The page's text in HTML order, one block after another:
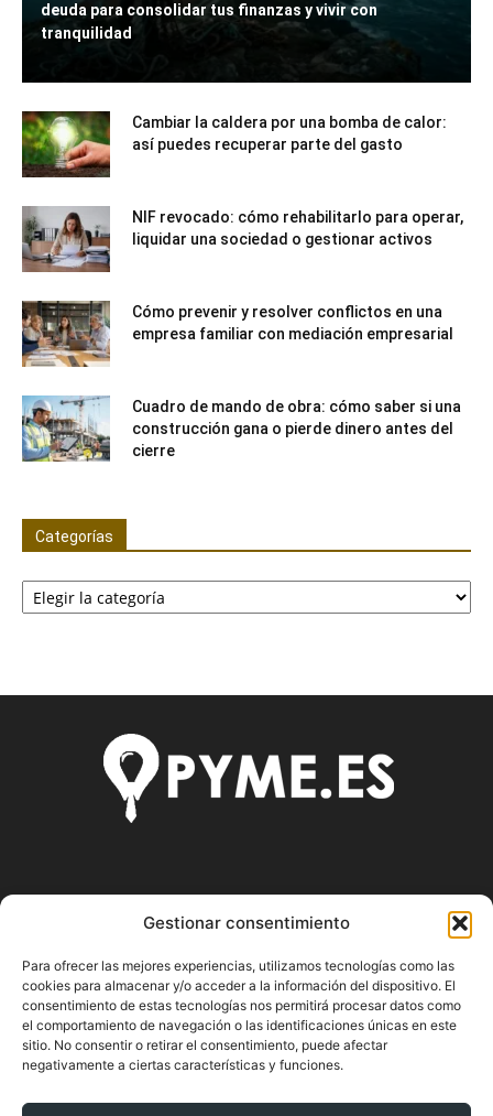
Gestionar consentimiento
Para ofrecer las mejores experiencias, utilizamos tecnologías como las
cookies para almacenar y/o acceder a la información del dispositivo. El
consentimiento de estas tecnologías nos permitirá procesar datos como
el comportamiento de navegación o las identificaciones únicas en este
sitio. No consentir o retirar el consentimiento, puede afectar
negativamente a ciertas características y funciones.
deuda para consolidar tus finanzas y vivir con
tranquilidad
Cambiar la caldera por una bomba de calor:
así puedes recuperar parte del gasto
NIF revocado: cómo rehabilitarlo para operar,
liquidar una sociedad o gestionar activos
Cómo prevenir y resolver conflictos en una
empresa familiar con mediación empresarial
Cuadro de mando de obra: cómo saber si una
construcción gana o pierde dinero antes del
cierre
Categorías
Categorías
Pyme.es es el portal web donde podrás mantenerte
actualizado de todas las noticias y novedades sobre la
economía en España y el mundo, así como donde podrás
conseguir toda la información necesaria sobre
emprendimiento.